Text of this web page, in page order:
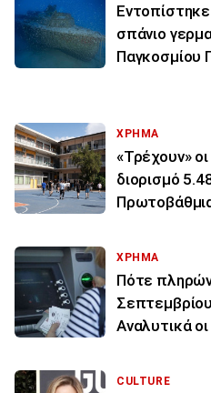
σπάνιο
Παγκοσμίου
ΧΡΗΜΑ
«Τρέχουν» οι
διορισμό
ΧΡΗΜΑ
Πότε
Αναλυτικά
CULTURE